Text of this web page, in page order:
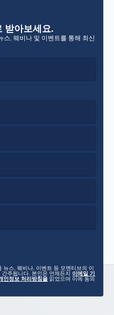
받아보세요.
스, 웨비나 및 이벤트를 통해 최신
뉴스, 웨비나, 이벤트 등 모멘티브의 이
주됩니다. 본인은 언제든지 이메일 기
인정보 처리방침을 읽었으며 이에 동의